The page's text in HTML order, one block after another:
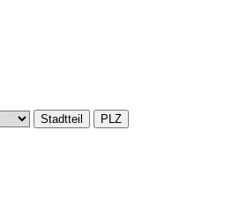
Stadtteil PLZ